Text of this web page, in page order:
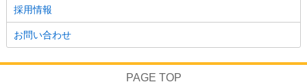
採用情報
お問い合わせ
PAGE TOP